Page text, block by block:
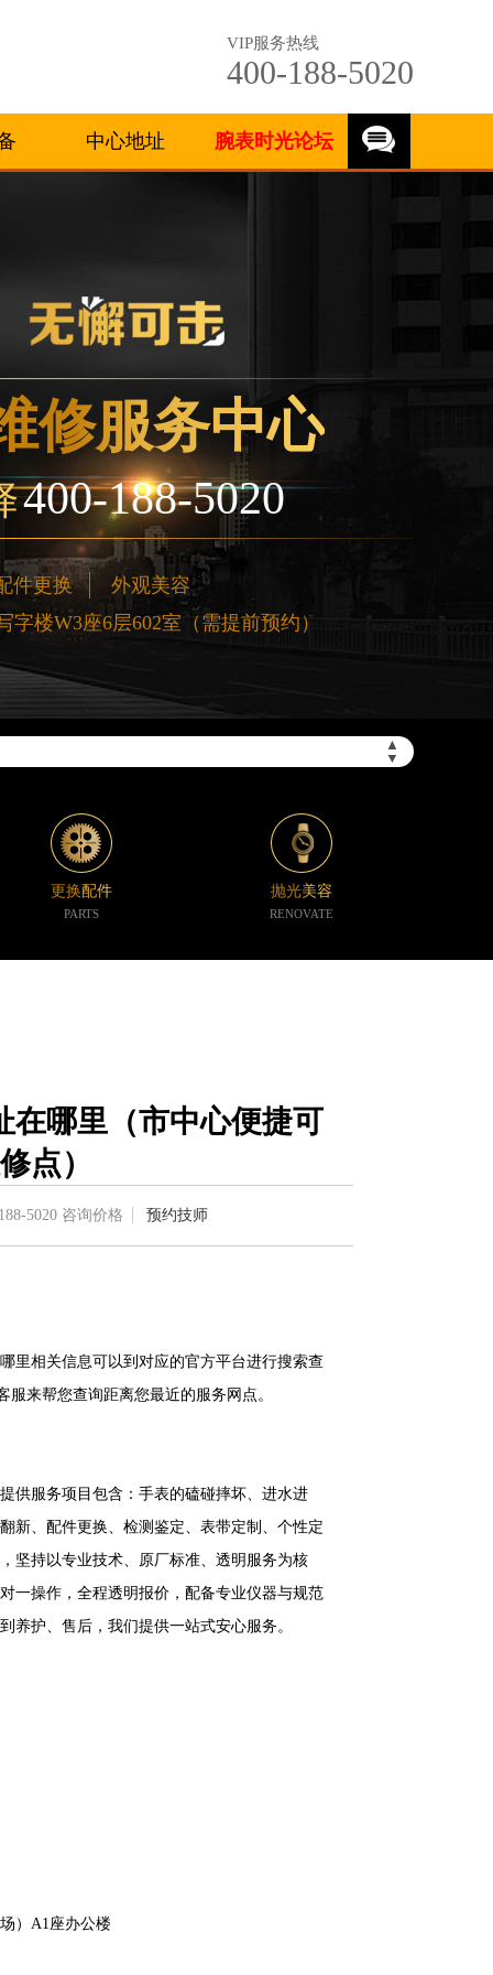
VIP服务热线
400-188-5020
中心地址 腕表时光论坛
修服务中心
400-188-5020
件更换
外观美容
楼W3座6层602室（需提前预约）
▲
▼
更换配件
PARTS
抛光美容
RENOVATE
在哪里（市中心便捷可
点）
5020咨询价格 预约技师
里相关信息可以到对应的官方平台进行搜索查
来帮您查询距离您最近的服务网点。
供服务项目包含：手表的磕碰摔坏、进水进
新、配件更换、检测鉴定、表带定制、个性定
坚持以专业技术、原厂标准、透明服务为核
一操作，全程透明报价，配备专业仪器与规范
养护、售后，我们提供一站式安心服务。
）A1座办公楼